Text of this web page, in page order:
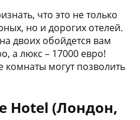
что это не только
но и дорогих отелей.
двоих обойдется вам
а люкс – 17000 евро!
комнаты могут позволить
Hotel (Лондон,